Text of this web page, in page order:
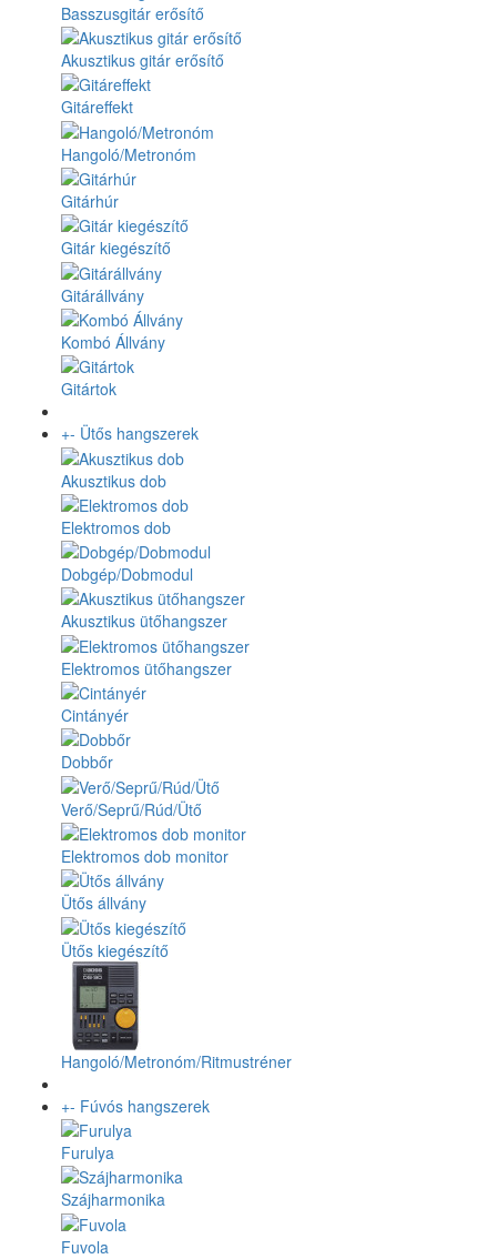
Basszusgitár erősítő
Akusztikus gitár erősítő
Gitáreffekt
Hangoló/Metronóm
Gitárhúr
Gitár kiegészítő
Gitárállvány
Kombó Állvány
Gitártok
+- Ütős hangszerek
Akusztikus dob
Elektromos dob
Dobgép/Dobmodul
Akusztikus ütőhangszer
Elektromos ütőhangszer
Cintányér
Dobbőr
Verő/Seprű/Rúd/Ütő
Elektromos dob monitor
Ütős állvány
Ütős kiegészítő
Hangoló/Metronóm/Ritmustréner
+- Fúvós hangszerek
Furulya
Szájharmonika
Fuvola